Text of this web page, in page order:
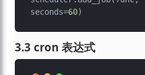
seconds=60
3.3 cron 表达式